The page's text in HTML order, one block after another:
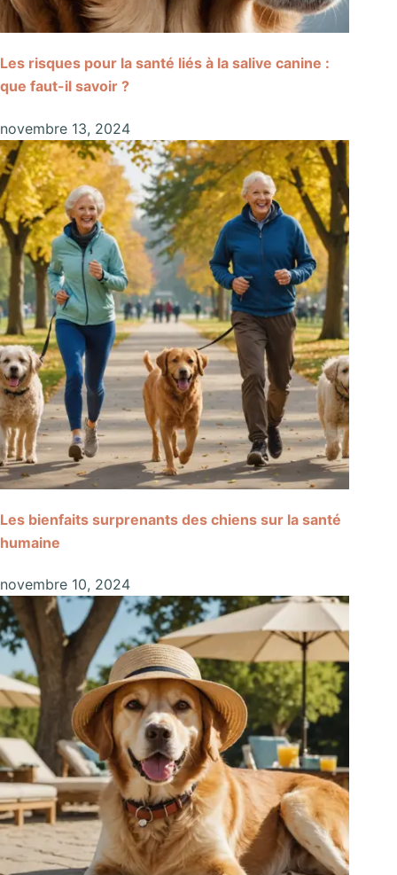
Les risques pour la santé liés à la salive canine :
que faut-il savoir ?
novembre 13, 2024
Les bienfaits surprenants des chiens sur la santé
humaine
novembre 10, 2024